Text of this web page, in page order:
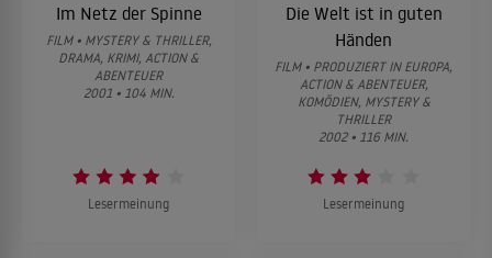
Im Netz der Spinne
FILM • MYSTERY & THRILLER,
DRAMA, KRIMI, ACTION &
ABENTEUER
2001 • 104 MIN.
Lesermeinung
Die Welt ist in guten
Händen
FILM • PRODUZIERT IN EUROPA,
ACTION & ABENTEUER,
KOMÖDIEN, MYSTERY &
THRILLER
2002 • 116 MIN.
Lesermeinung